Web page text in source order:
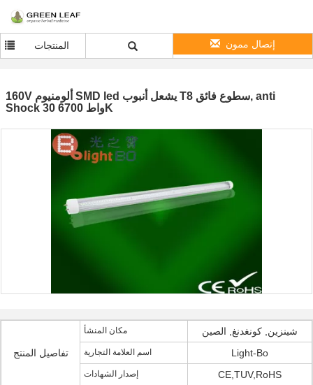
المنتجات إتصال ممون
160V ألومنيوم SMD led يشعل أنبوب T8 سطوع فائق, anti
Shock 30 واط 6700K
تفاصيل المنتج
مكان المنشأ شينزين, كونغدنغ, الصين
اسم العلامة التجارية Light-Bo
إصدار الشهادات CE,TUV,RoHS